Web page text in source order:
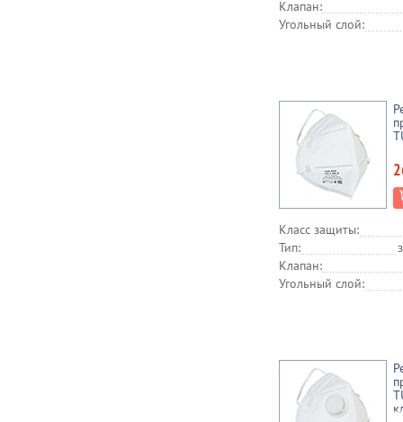
Клапан:
Угольный слой:
Класс защиты:
Тип:
Клапан:
Угольный слой: